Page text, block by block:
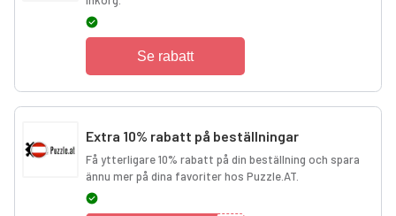
Se rabatt
Extra 10% rabatt på beställningar
Få ytterligare 10% rabatt på din beställning och spara
ännu mer på dina favoriter hos Puzzle.AT.